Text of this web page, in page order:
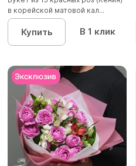
в корейской матовой кал...
Купить В 1 клик